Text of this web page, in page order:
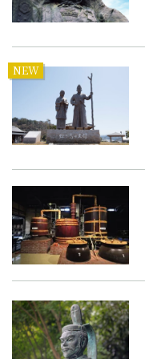
NEW